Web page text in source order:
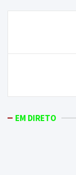
artigos
EM DIRETO